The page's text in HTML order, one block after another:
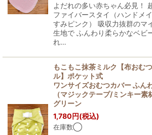
よだれの多い赤ちゃん必見！
ファイバースタイ（ハンドメ
すみピンク） 吸収力抜群のマ
生地で ふんわり柔らかなベビ
れ…
もこもこ抹茶ミルク【布おむ
ル】ポケット式
ワンサイズおむつカバー ふん
（マジックテープ/ミンキー素
グリーン
1,780円(税込)
在庫数◯